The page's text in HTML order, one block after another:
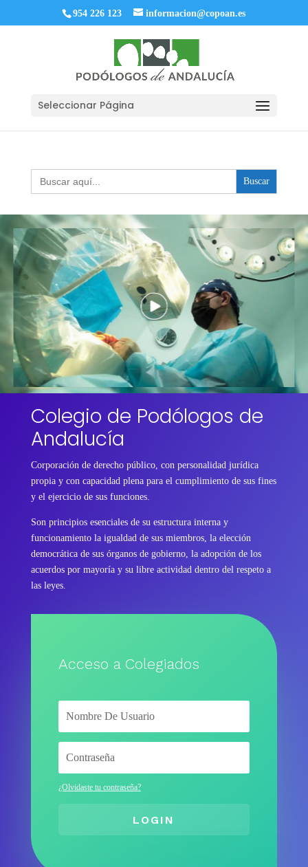
954 226 123 informacion@copoan.es
Seleccionar Página
Buscar:
Colegio de Podólogos de
Andalucía
Corporación de derecho público, con personalidad jurídica
propia y con capacidad plena para el cumplimiento de sus fines
y el ejercicio de sus funciones.
Son principios esenciales de su estructura interna y
funcionamiento la igualdad de sus miembros, la elección
democrática de sus órganos de gobierno, la adopción de los
acuerdos por mayoría y su libre actividad dentro del respeto a
las leyes.
Acceso a Colegiados
¿Olvidaste tu contraseña?
LOGIN